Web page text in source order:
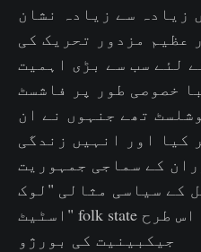
زیادہ سے زیادہ نشان
عظیم مزدور تحریک کی
لئے سب سے بڑی اہمیت
خصوصی طور پر فاشسٹ
تھے جنہوں نے ان
کیا اور انہیں زندگی
کے سماجی جمہوریت
کے سیاسی مثالی "لوک
اسٹیٹ" folk state میں دیکھا اور اس طرح
جیکبینیت کی بورژو